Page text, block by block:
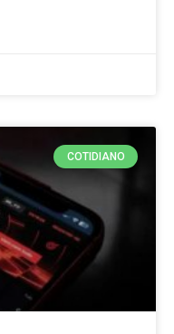
COTIDIANO